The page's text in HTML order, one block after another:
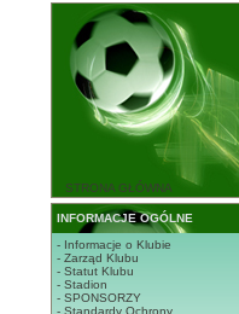
STRONA GŁÓWNA
INFORMACJE OGÓLNE
- Informacje o Klubie
- Zarząd Klubu
- Statut Klubu
- Stadion
- SPONSORZY
- Standardy Ochrony